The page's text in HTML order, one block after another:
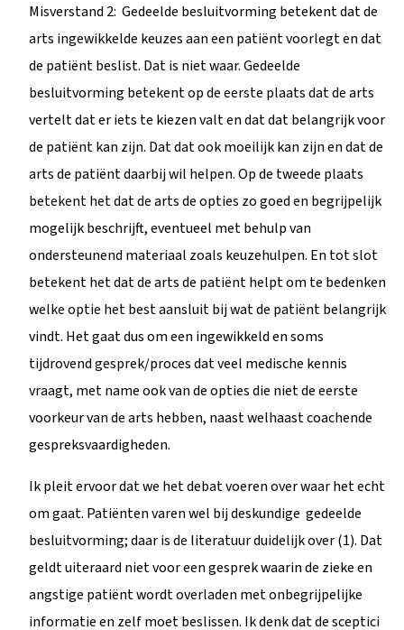
Misverstand 2: Gedeelde besluitvorming betekent dat de
arts ingewikkelde keuzes aan een patiënt voorlegt en dat
de patiënt beslist. Dat is niet waar. Gedeelde
besluitvorming betekent op de eerste plaats dat de arts
vertelt dat er iets te kiezen valt en dat dat belangrijk voor
de patiënt kan zijn. Dat dat ook moeilijk kan zijn en dat de
arts de patiënt daarbij wil helpen. Op de tweede plaats
betekent het dat de arts de opties zo goed en begrijpelijk
mogelijk beschrijft, eventueel met behulp van
ondersteunend materiaal zoals keuzehulpen. En tot slot
betekent het dat de arts de patiënt helpt om te bedenken
welke optie het best aansluit bij wat de patiënt belangrijk
vindt. Het gaat dus om een ingewikkeld en soms
tijdrovend gesprek/proces dat veel medische kennis
vraagt, met name ook van de opties die niet de eerste
voorkeur van de arts hebben, naast welhaast coachende
gespreksvaardigheden.
Ik pleit ervoor dat we het debat voeren over waar het echt
om gaat. Patiënten varen wel bij deskundige gedeelde
besluitvorming; daar is de literatuur duidelijk over (1). Dat
geldt uiteraard niet voor een gesprek waarin de zieke en
angstige patiënt wordt overladen met onbegrijpelijke
informatie en zelf moet beslissen. Ik denk dat de sceptici